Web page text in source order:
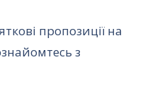
пропозиції на
з